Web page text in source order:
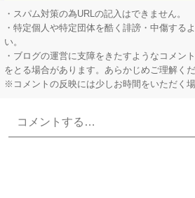
にじさんじ「緑仙」謝罪と募集を一緒にして怒られる「VTuberが歌ってこなかった埋もれた曲
・スパム対策の為URLの記入はできません。
・特定個人や特定団体を酷く誹謗・中傷する
い。
・ブログの運営に支障をきたすようなコメン
をとる場合があります。あらかじめご理解くだ
※コメントの反映には少しお時間をいただく場